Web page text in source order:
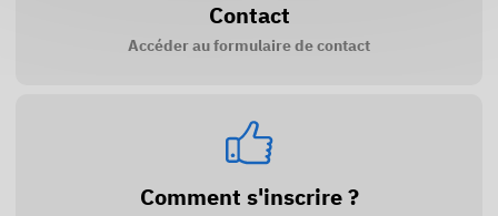
Contact
Accéder au formulaire de contact
Comment s'inscrire ?